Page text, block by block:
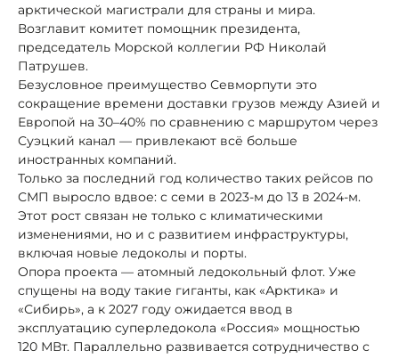
арктической магистрали для страны и мира.
Возглавит комитет помощник президента,
председатель Морской коллегии РФ Николай
Патрушев.
Безусловное преимущество Севморпути это
сокращение времени доставки грузов между Азией и
Европой на 30–40% по сравнению с маршрутом через
Суэцкий канал — привлекают всё больше
иностранных компаний.
Только за последний год количество таких рейсов по
СМП выросло вдвое: с семи в 2023-м до 13 в 2024-м.
Этот рост связан не только с климатическими
изменениями, но и с развитием инфраструктуры,
включая новые ледоколы и порты.
Опора проекта — атомный ледокольный флот. Уже
спущены на воду такие гиганты, как «Арктика» и
«Сибирь», а к 2027 году ожидается ввод в
эксплуатацию суперледокола «Россия» мощностью
120 МВт. Параллельно развивается сотрудничество с